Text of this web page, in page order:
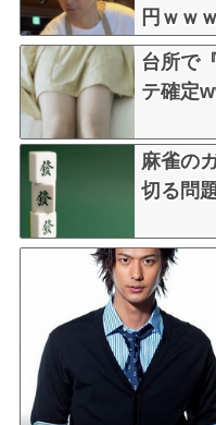
円ｗｗ
台所で
テ確定
麻雀の
切る問